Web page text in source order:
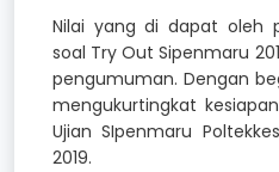
Nilai yang di dapat oleh
soal Try Out Sipenmaru
pengumuman. Dengan
mengukurtingkat
Ujian SIpenmaru
2019.